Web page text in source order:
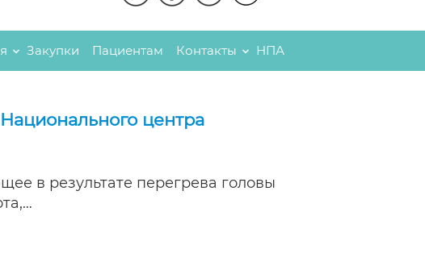
Закупки Пациентам Контакты НПА
центра
в результате перегрева головы